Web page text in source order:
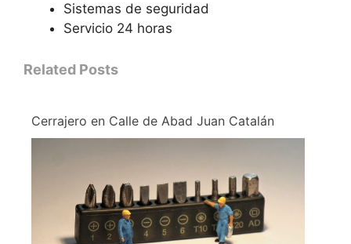
Sistemas de seguridad
Servicio 24 horas
Related Posts
Cerrajero en Calle de Abad Juan Catalán